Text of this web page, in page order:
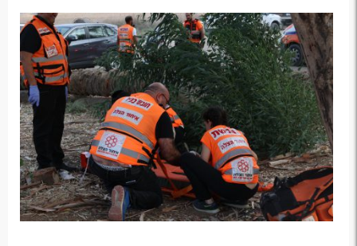
on
Twitter
on
Facebook
on
Google
Plus
by
Email
by
Email